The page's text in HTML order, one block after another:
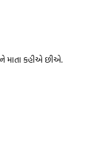
માતા કહીએ છીએ.